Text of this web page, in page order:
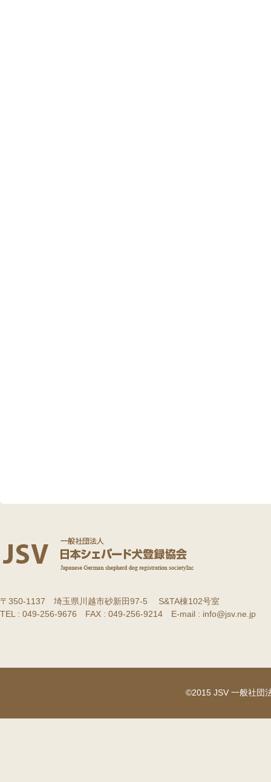
〒350-1137 埼玉県川越市砂新田97-5 S&TA棟102号室
TEL : 049-256-9676 FAX : 049-256-9214 E-mail : info@jsv.ne.jp
©2015 JSV 一般社団